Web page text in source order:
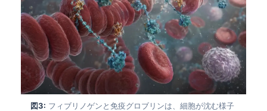
図3: フィブリノゲンと免疫グロブリンは、細胞が沈む様子